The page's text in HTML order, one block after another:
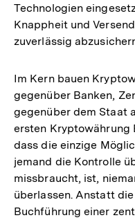
Technologien
Knappheit und
zuverlässig
Im Kern bauen
gegenüber Banken,
gegenüber dem Staat
ersten Kryptowährung
dass die einzige
jemand die Kontrolle
missbraucht, ist,
überlassen. Anstatt
Buchführung einer